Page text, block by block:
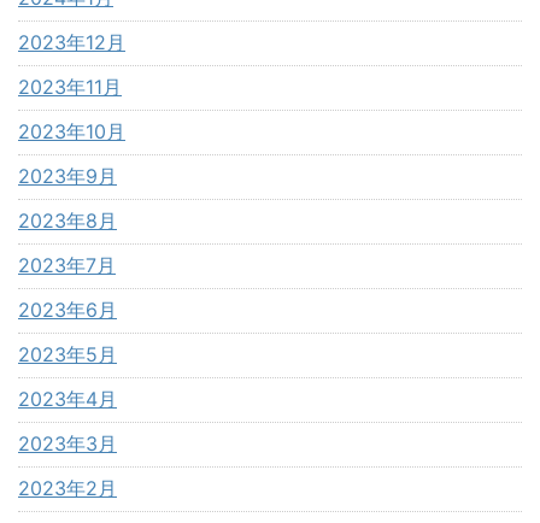
2023年12月
2023年11月
2023年10月
2023年9月
2023年8月
2023年7月
2023年6月
2023年5月
2023年4月
2023年3月
2023年2月